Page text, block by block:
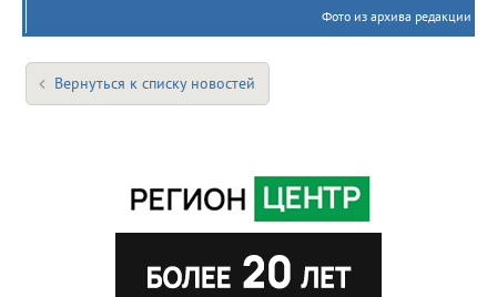
Фото из архива редакции
Вернуться к списку новостей